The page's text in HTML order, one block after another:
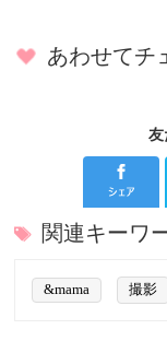
あわせてチ
友
関連キーワ
&mama 撮影